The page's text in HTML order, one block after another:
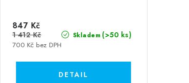
Skladem (>50 ks)
700 Kč bez DPH
847 Kč
1 412 Kč